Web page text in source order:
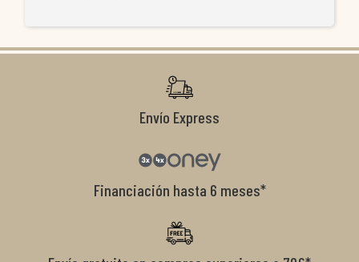
Envío Express
Financiación hasta 6 meses*